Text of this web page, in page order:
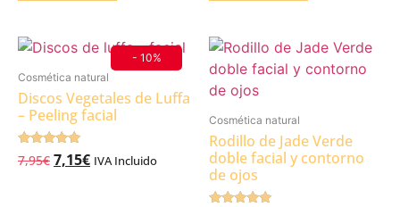
- 10%
Cosmética natural
Discos Vegetales de Luffa
– Peeling facial
Valorado
5.00
7,95€ 7,15€ IVA Incluido
Cosmética natural
Rodillo de Jade Verde
doble facial y contorno
de ojos